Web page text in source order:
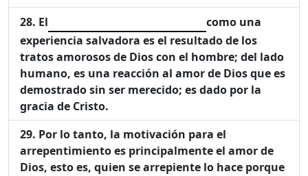
El
como una
experiencia salvadora es el resultado de los
tratos amorosos de Dios con el hombre; del lado
humano, es una reacción al amor de Dios que es
demostrado sin ser merecido; es dado por la
gracia de Cristo.
Por lo tanto, la motivación para el
arrepentimiento es principalmente el amor de
Dios, esto es, quien se arrepiente lo hace porque